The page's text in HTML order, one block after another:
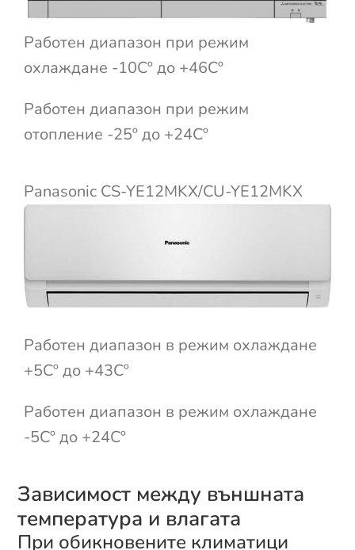
Работен диапазон при режим
охлаждане -10Cº до +46Cº
Работен диапазон при режим
отопление -25º до +24Cº
Panasonic CS-YE12MKX/CU-YE12MKX
Работен диапазон в режим охлаждане
+5Cº до +43Cº
Работен диапазон в режим охлаждане
-5Cº до +24Cº
Зависимост между външната
температура и влагата
При обикновените климатици